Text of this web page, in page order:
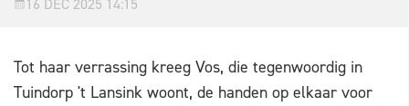
16 DEC 2025 14:15
Tot haar verrassing kreeg Vos, die tegenwoordig in
Tuindorp 't Lansink woont, de handen op elkaar voor